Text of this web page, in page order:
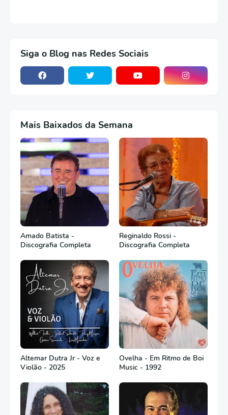
Siga o Blog nas Redes Sociais
Mais Baixados da Semana
Amado Batista -
Discografia Completa
Reginaldo Rossi -
Discografia Completa
Altemar Dutra Jr - Voz e
Violão - 2025
Ovelha - Em Ritmo de Boi
Music - 1992